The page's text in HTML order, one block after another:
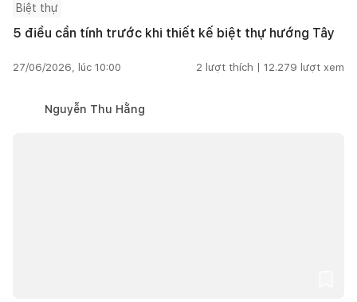
Biệt thự
5 điều cần tính trước khi thiết kế biệt thự hướng Tây
27/06/2026, lúc 10:00 2 lượt thích | 12.279 lượt xem
Nguyễn Thu Hằng